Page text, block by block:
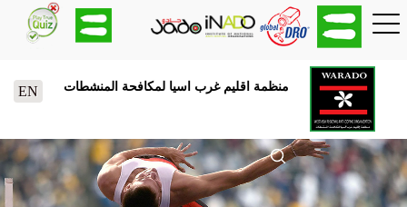
منظمة اقليم غرب اسيا لمكافحة المنشطات EN